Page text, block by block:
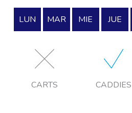
LUN MAR MIE JUE
CARTS CADDIES